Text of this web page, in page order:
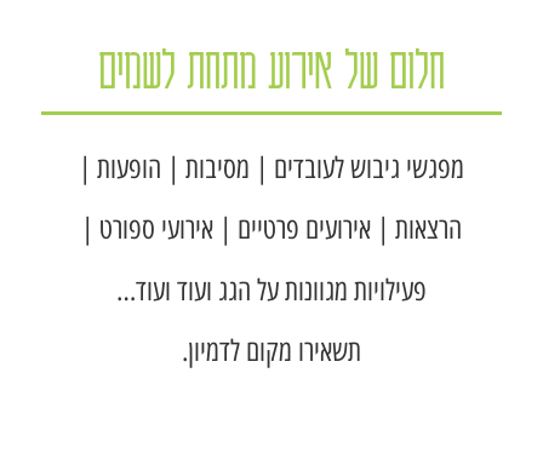
חלום של אירוע מתחת לשמים
מפגשי גיבוש לעובדים | מסיבות | הופעות |
הרצאות | אירועים פרטיים | אירועי ספורט |
פעילויות מגוונות על הגג ועוד ועוד…
תשאירו מקום לדמיון.